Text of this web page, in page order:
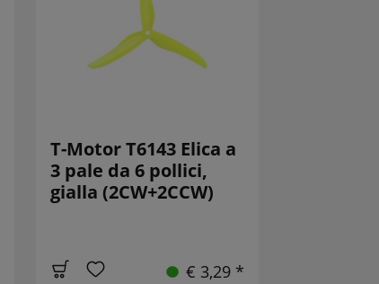
T-Motor T6143 Elica a
3 pale da 6 pollici,
gialla (2CW+2CCW)
€ 3,29 *